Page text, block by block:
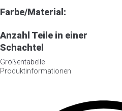
Farbe/Material:
Anzahl Teile in einer
Schachtel
Größentabelle
Produktinformationen